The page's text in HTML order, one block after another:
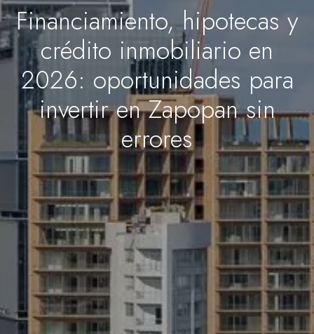
Financiamiento, hipotecas y
crédito inmobiliario en
2026: oportunidades para
invertir en Zapopan sin
errores